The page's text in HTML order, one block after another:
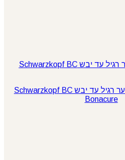
מסכה מקצועית לשיער רגיל עד יבש Schwarzkopf BC
Bonacure